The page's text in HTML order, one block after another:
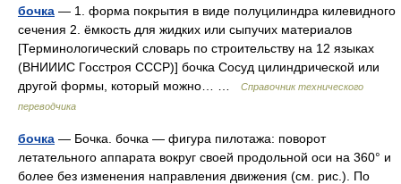
бочка — 1. форма покрытия в виде полуцилиндра килевидного
сечения 2. ёмкость для жидких или сыпучих материалов
[Терминологический словарь по строительству на 12 языках
(ВНИИИС Госстроя СССР)] бочка Сосуд цилиндрической или
другой формы, который можно… …
Справочник технического
переводчика
бочка — Бочка. бочка — фигура пилотажа: поворот
летательного аппарата вокруг своей продольной оси на 360° и
более без изменения направления движения (см. рис.). По